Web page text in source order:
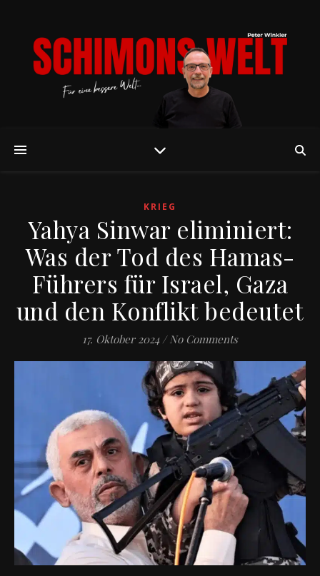
KRIEG
Yahya Sinwar eliminiert:
Was der Tod des Hamas-
Führers für Israel, Gaza
und den Konflikt bedeutet
17. Oktober 2024 / No Comments